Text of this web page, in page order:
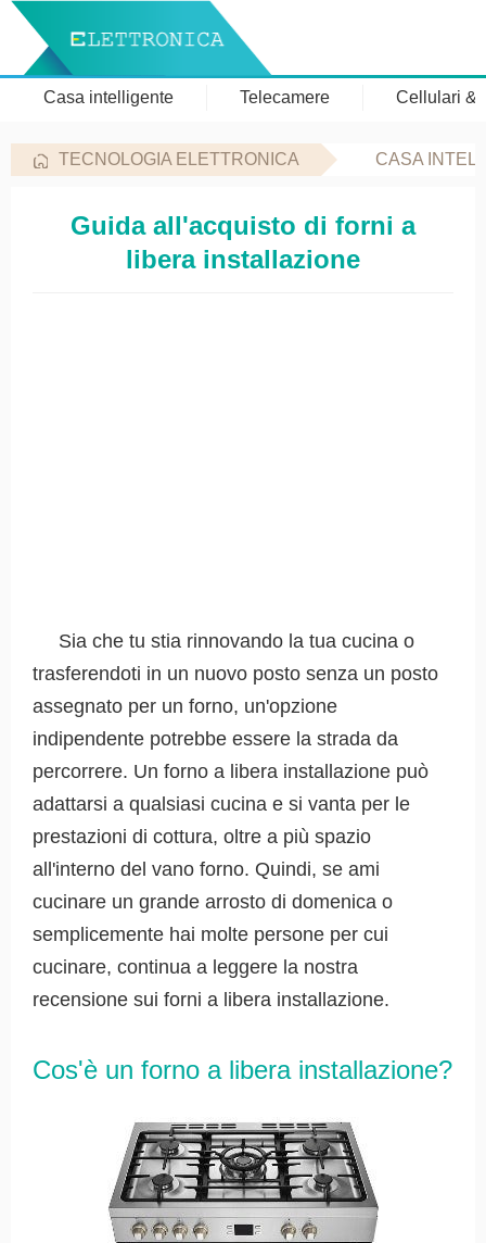
Casa intelligente Telecamere Cellulari &
TECNOLOGIA ELETTRONICA CASA
Guida all'acquisto di forni a
libera installazione
Sia che tu stia rinnovando la tua cucina o
trasferendoti in un nuovo posto senza un posto
assegnato per un forno, un'opzione
indipendente potrebbe essere la strada da
percorrere. Un forno a libera installazione può
adattarsi a qualsiasi cucina e si vanta per le
prestazioni di cottura, oltre a più spazio
all'interno del vano forno. Quindi, se ami
cucinare un grande arrosto di domenica o
semplicemente hai molte persone per cui
cucinare, continua a leggere la nostra
recensione sui forni a libera installazione.
Cos'è un forno a libera installazione?